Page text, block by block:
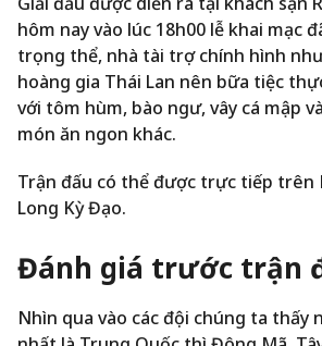
hôm nay vào lúc 18h00 lễ khai mạc
trọng thể, nhà tài trợ chính hình
hoàng gia Thái Lan nên bữa tiệc
với tôm hùm, bào ngư, vây cá mập
món ăn ngon khác.
Trận đấu có thể được trực tiếp trên
Long Kỳ Đạo.
Đánh giá trước trận
Nhìn qua vào các đội chúng ta thấy